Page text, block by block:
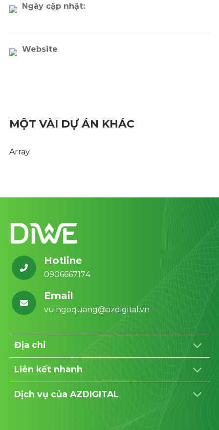
Ngày cập nhật:
Website
MỘT VÀI DỰ ÁN KHÁC
Array
Hotline
0906667174
Email
vu.ngoquang@azdigital.vn
Địa chỉ
Liên kết nhanh
Dịch vụ của AZDIGITAL